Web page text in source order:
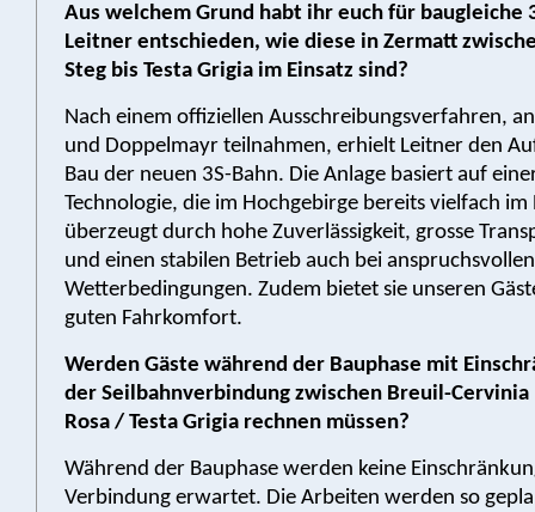
Aus welchem Grund habt ihr euch für baugleiche
Leitner entschieden, wie diese in Zermatt
Steg bis Testa Grigia im Einsatz sind?
Nach einem offiziellen Ausschreibungsverfahren,
und Doppelmayr teilnahmen, erhielt Leitner den
Bau der neuen 3S-Bahn. Die Anlage basiert auf
Technologie, die im Hochgebirge bereits vielfach im
überzeugt durch hohe Zuverlässigkeit, grosse
und einen stabilen Betrieb auch bei anspruchsvollen
Wetterbedingungen. Zudem bietet sie unseren
guten Fahrkomfort.
Werden Gäste während der Bauphase mit
der Seilbahnverbindung zwischen Breuil-Cervinia
Rosa / Testa Grigia rechnen müssen?
Während der Bauphase werden keine
Verbindung erwartet. Die Arbeiten werden so